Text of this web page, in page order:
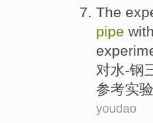
The
pipe with
对水-钢
参考实验
youdao